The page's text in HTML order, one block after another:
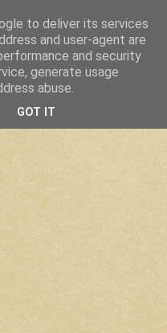
to deliver its services
and user-agent are
and security
generate usage
abuse.
GOT IT